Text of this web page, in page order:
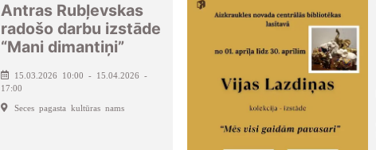
Antras Rubļevskas
radošo darbu izstāde
“Mani dimantiņi”
15.03.2026 10:00 - 15.04.2026 -
17:00
Seces pagasta kultūras nams